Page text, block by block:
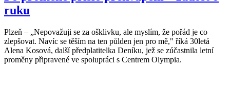
ruku
Plzeň – „Nepovažuji se za ošklivku, ale myslím, že pořád je co
zlepšovat. Navíc se těším na ten půlden jen pro mě," říká 30letá
Alena Kosová, další předplatitelka Deníku, jež se zúčastnila letní
proměny připravené ve spolupráci s Centrem Olympia.